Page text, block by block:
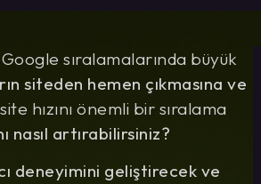
sıralamalarında büyük
siteden hemen çıkmasına ve
hızını önemli bir sıralama
nasıl artırabilirsiniz?
deneyimini geliştirecek ve